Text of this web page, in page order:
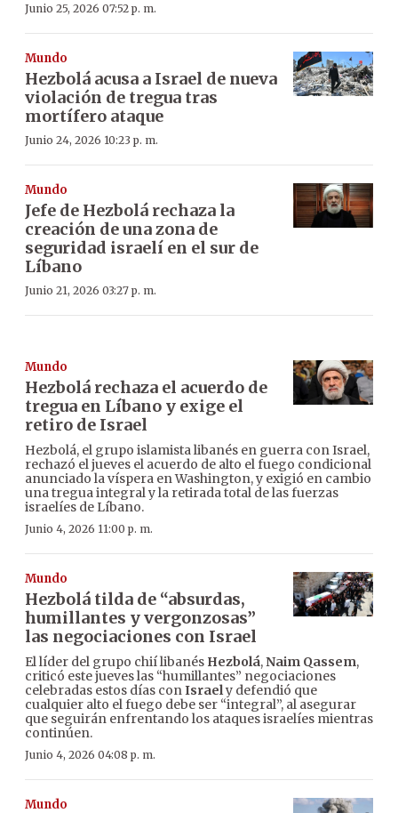
Junio 25, 2026 07:52 p. m.
Mundo
Hezbolá acusa a Israel de nueva
violación de tregua tras
mortífero ataque
Junio 24, 2026 10:23 p. m.
Mundo
Jefe de Hezbolá rechaza la
creación de una zona de
seguridad israelí en el sur de
Líbano
Junio 21, 2026 03:27 p. m.
Mundo
Hezbolá rechaza el acuerdo de
tregua en Líbano y exige el
retiro de Israel
Hezbolá, el grupo islamista libanés en guerra con Israel,
rechazó el jueves el acuerdo de alto el fuego condicional
anunciado la víspera en Washington, y exigió en cambio
una tregua integral y la retirada total de las fuerzas
israelíes de Líbano.
Junio 4, 2026 11:00 p. m.
Mundo
Hezbolá tilda de “absurdas,
humillantes y vergonzosas”
las negociaciones con Israel
El líder del grupo chií libanés Hezbolá,Naim Qassem,
criticó este jueves las “humillantes” negociaciones
celebradas estos días conIsraely defendió que
cualquier alto el fuego debe ser “integral”, al asegurar
que seguirán enfrentando los ataques israelíes mientras
continúen.
Junio 4, 2026 04:08 p. m.
Mundo